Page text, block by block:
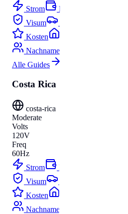
Strom
Budget
Visum
Kosten
Nachnamen
Alle Guides
Costa Rica
costa-rica
Moderate
Volts
120V
Freq
60Hz
Strom
Budget
Visum
Kosten
Nachnamen